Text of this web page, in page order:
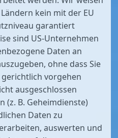
kein mit der EU
garantiert
sind US-Unternehmen
Daten an
ohne dass Sie
vorgehen
ausgeschlossen
(z. B. Geheimdienste)
Daten zu
auswerten und